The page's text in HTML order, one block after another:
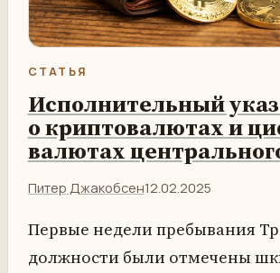
СТАТЬЯ
Исполнительный
о криптовалютах и
валютах
Питер Джакобсен12.02.2025
Первые недели пребывания
должности были отмечены